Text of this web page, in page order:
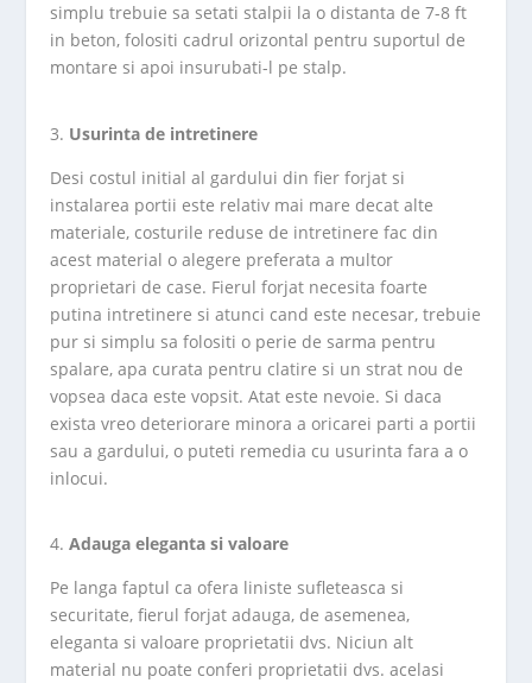
simplu trebuie sa setati stalpii la o distanta de 7-8 ft
in beton, folositi cadrul orizontal pentru suportul de
montare si apoi insurubati-l pe stalp.
Usurinta de intretinere
Desi costul initial al gardului din fier forjat si
instalarea portii este relativ mai mare decat alte
materiale, costurile reduse de intretinere fac din
acest material o alegere preferata a multor
proprietari de case. Fierul forjat necesita foarte
putina intretinere si atunci cand este necesar, trebuie
pur si simplu sa folositi o perie de sarma pentru
spalare, apa curata pentru clatire si un strat nou de
vopsea daca este vopsit. Atat este nevoie. Si daca
exista vreo deteriorare minora a oricarei parti a portii
sau a gardului, o puteti remedia cu usurinta fara a o
inlocui.
Adauga eleganta si valoare
Pe langa faptul ca ofera liniste sufleteasca si
securitate, fierul forjat adauga, de asemenea,
eleganta si valoare proprietatii dvs. Niciun alt
material nu poate conferi proprietatii dvs. acelasi